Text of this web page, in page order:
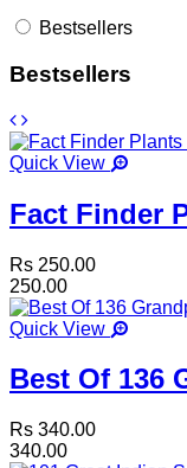
Bestsellers
Bestsellers
Quick View
Fact Finder
Rs 250.00
250.00
Quick View
Best Of 136
Rs 340.00
340.00